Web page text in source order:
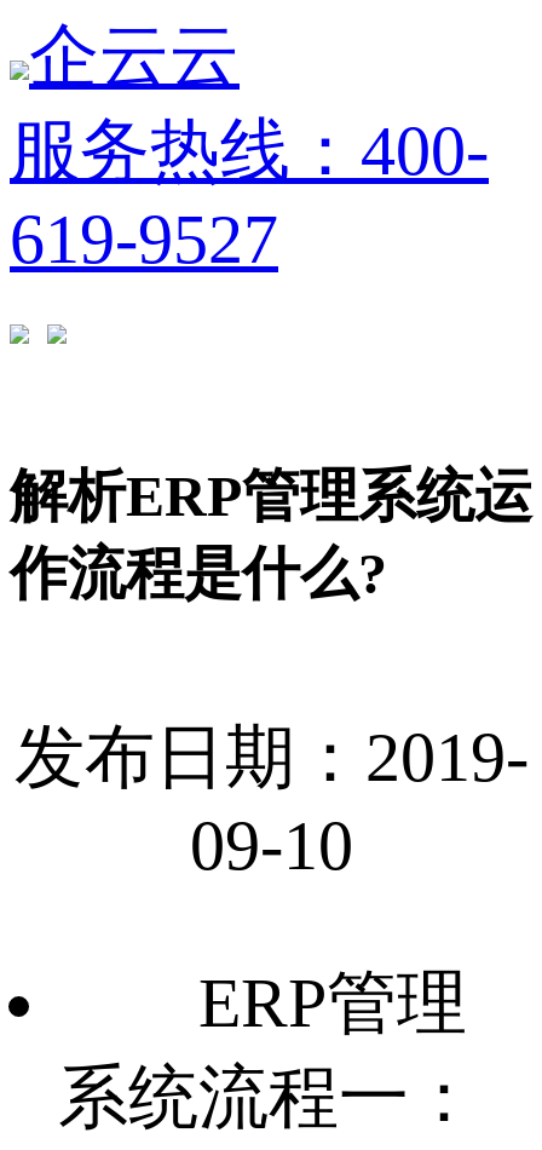
企云云
服务热线：400-
619-9527
解析ERP管理系统运
作流程是什么?
发布日期：2019-
09-10
ERP管理
系统流程一：